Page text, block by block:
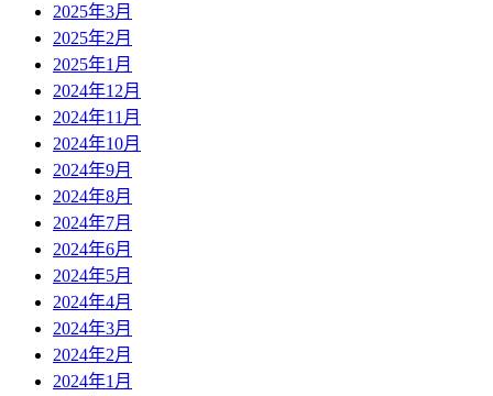
2025年3月
2025年2月
2025年1月
2024年12月
2024年11月
2024年10月
2024年9月
2024年8月
2024年7月
2024年6月
2024年5月
2024年4月
2024年3月
2024年2月
2024年1月